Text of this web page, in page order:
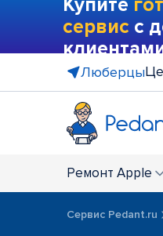
Купите
сервис с
Люберцы
Ремонт Apple
Сервис Pedant.ru